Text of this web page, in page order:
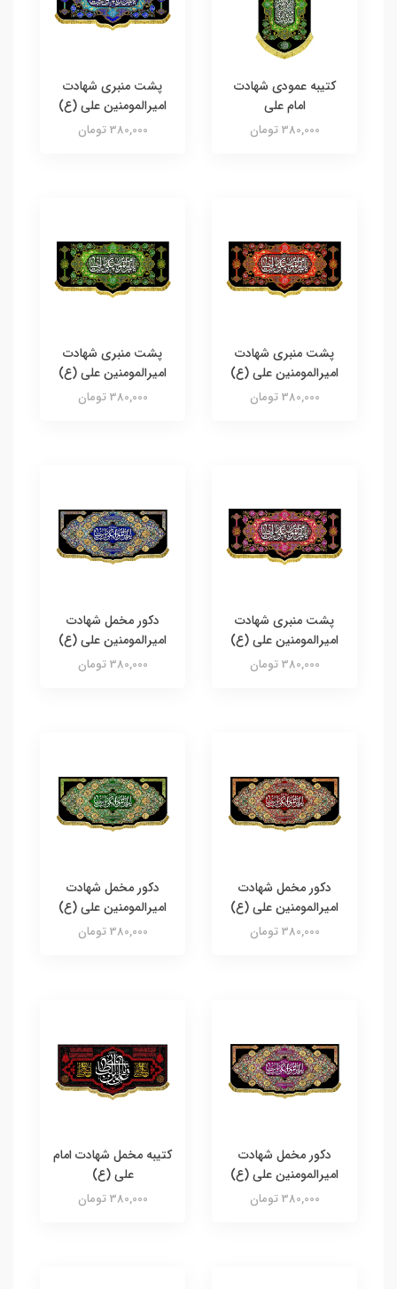
کتیبه عمودی شهادت
امام علی
380,000 تومان
پشت منبری شهادت
امیرالمومنین علی (ع)
380,000 تومان
پشت منبری شهادت
امیرالمومنین علی (ع)
380,000 تومان
پشت منبری شهادت
امیرالمومنین علی (ع)
380,000 تومان
پشت منبری شهادت
امیرالمومنین علی (ع)
380,000 تومان
دکور مخمل شهادت
امیرالمومنین علی (ع)
380,000 تومان
دکور مخمل شهادت
امیرالمومنین علی (ع)
380,000 تومان
دکور مخمل شهادت
امیرالمومنین علی (ع)
380,000 تومان
دکور مخمل شهادت
امیرالمومنین علی (ع)
380,000 تومان
کتیبه مخمل شهادت امام
علی (ع)
380,000 تومان